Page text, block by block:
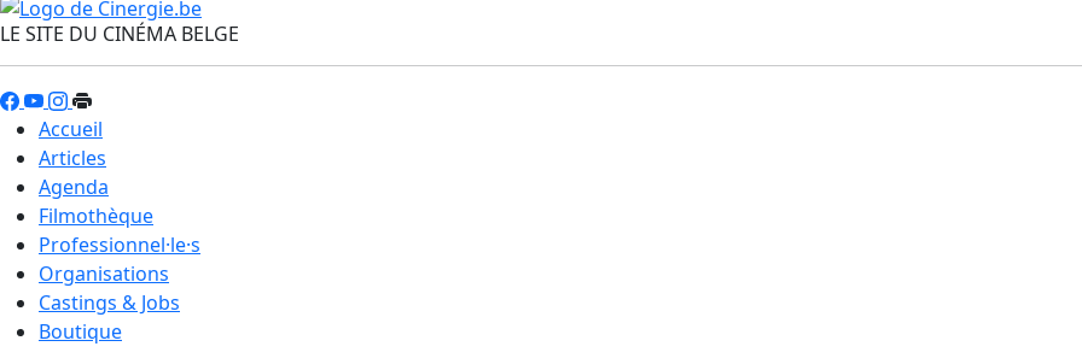
LE SITE DU CINÉMA BELGE
Accueil
Articles
Agenda
Filmothèque
Professionnel·le·s
Organisations
Castings & Jobs
Boutique